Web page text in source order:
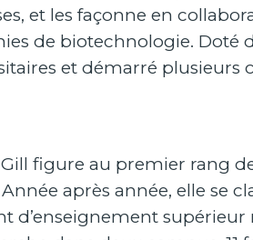
et les façonne en
de biotechnologie. Doté
et démarré
figure au premier rang
après année, elle se
d’enseignement